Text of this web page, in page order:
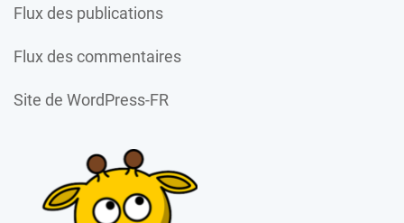
Flux des publications
Flux des commentaires
Site de WordPress-FR